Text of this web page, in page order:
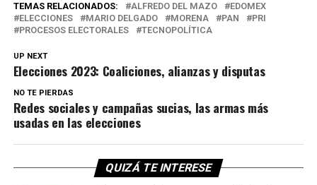
TEMAS RELACIONADOS: ALFREDO DEL MAZO
EDOMEX
ELECCIONES
MARIO DELGADO MORENA PAN
PRI
PROCESOS ELECTORALES
TECNOPOLÍTICA
UP NEXT
Elecciones 2023: Coaliciones, alianzas y disputas
NO TE PIERDAS
Redes sociales y campañas sucias, las armas más
usadas en las elecciones
QUIZÁ TE INTERESE